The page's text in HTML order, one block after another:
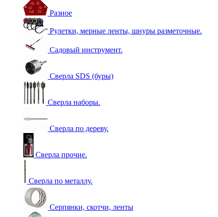
Разное
Рулетки, мерные ленты, шнуры разметочные.
Садовый инструмент.
Сверла SDS (буры)
Сверла наборы.
Сверла по дереву.
Сверла прочие.
Сверла по металлу.
Серпянки, скотчи, ленты